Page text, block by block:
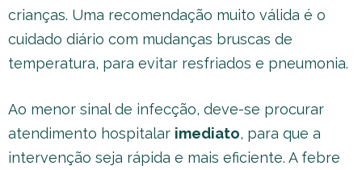
crianças. Uma recomendação muito válida é o
cuidado diário com mudanças bruscas de
temperatura, para evitar resfriados e pneumonia.
Ao menor sinal de infecção, deve-se procurar
atendimento hospitalar imediato, para que a
intervenção seja rápida e mais eficiente. A febre